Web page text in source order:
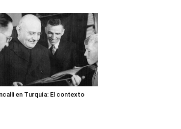
en Turquía: El contexto